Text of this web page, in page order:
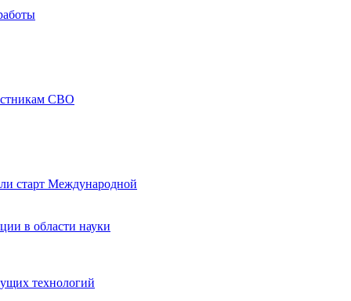
СВО
старт Международной
в области науки
технологий